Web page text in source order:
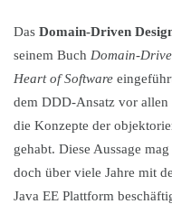
Das Domain-Driven
seinem Buch Domain-
Heart of Software
dem DDD-Ansatz vor
die Konzepte der
gehabt. Diese Aussage
doch über viele Jahre mit
Java EE Plattform